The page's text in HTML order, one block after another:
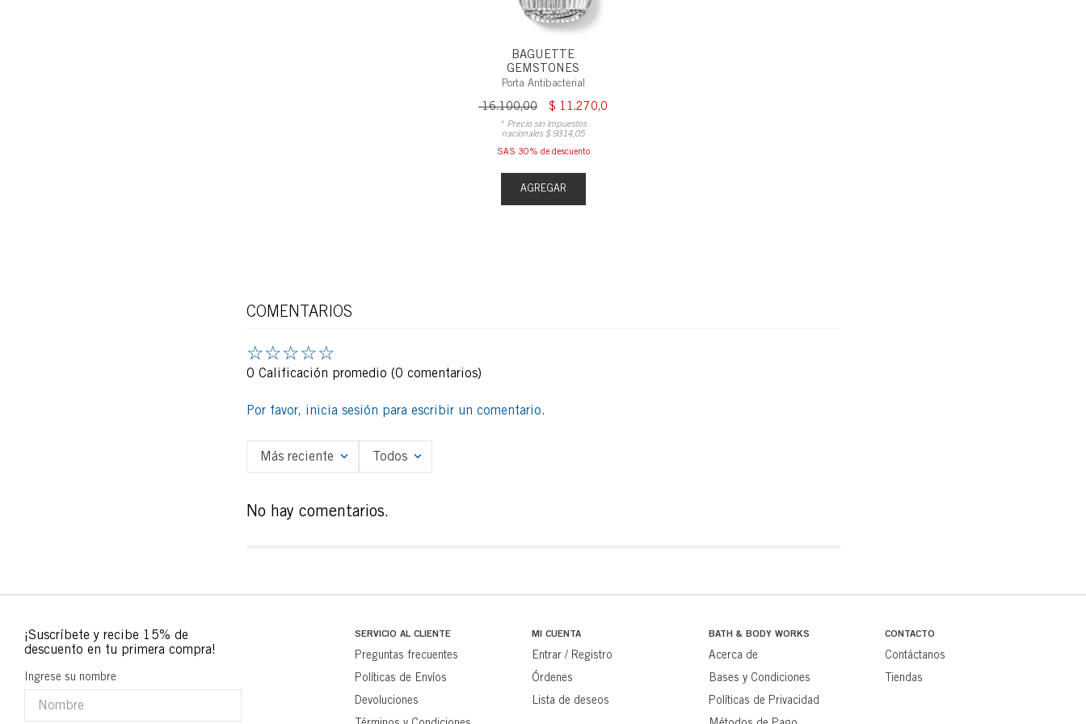
BAGUETTE
GEMSTONES
Porta Antibacterial
16.100,00 $ 11 .270,00
* Precio sin impuestos
nacionales $ 9314, 05
SAS 30% de descuento
AGREGAR
COMENTARIOS
☆☆☆☆☆
0 Calificación promedio (0 comentarios)
Por favor, inicia sesión para escribir un comentario.
Más reciente Todos
No hay comentarios.
Ingrese su nombre
SERVICIO AL CLIENTE
Preguntas frecuentes
Políticas de Envíos
Devoluciones
MI CUENTA
Entrar / Registro
Órdenes
Lista de deseos
BATH & BODY WORKS
Acerca de
Bases y Condiciones
Políticas de Privacidad
CONTACTO
Contáctanos
Tiendas